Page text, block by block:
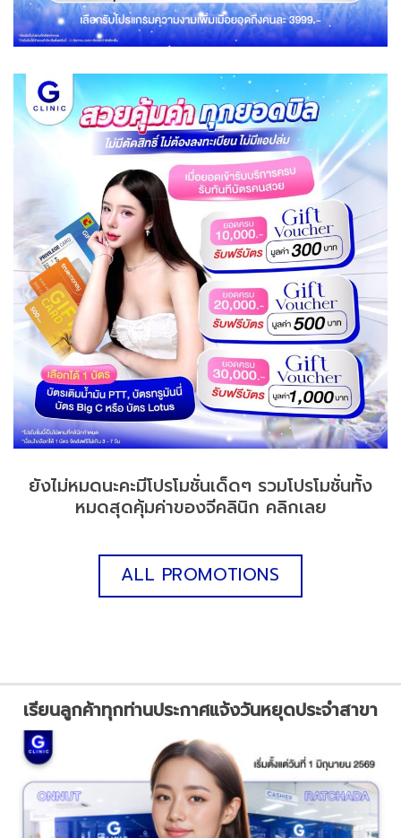
ยังไม่หมดนะคะมีโปรโมชั่นเด็ดๆ รวมโปรโมชั่นทั้ง
หมดสุดคุ้มค่าของจีคลินิก คลิกเลย
ALL PROMOTIONS
เรียนลูกค้าทุกท่านประกาศแจ้งวันหยุดประจำสาขา